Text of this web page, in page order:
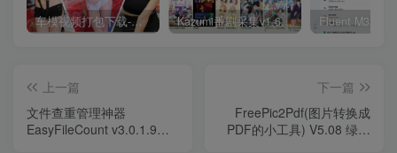
车模视频打包下载-高清无水印版 Kazumi番剧采集v1.6.9：支持自定义规则+在线观看+弹幕，跨平台下载
上一篇
文件查重管理神器
EasyFileCount v3.0.1.9，
下一篇
FreePic2Pdf(图片转换成
PDF的小工具) V5.08 绿色